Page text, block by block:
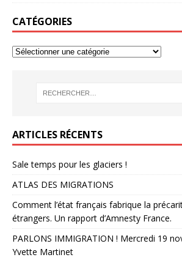
CATÉGORIES
ARTICLES RÉCENTS
Sale temps pour les glaciers !
ATLAS DES MIGRATIONS
Comment l’état français fabrique la
étrangers. Un rapport d’Amnesty France.
PARLONS IMMIGRATION ! Mercredi 19
Yvette Martinet